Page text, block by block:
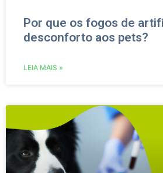
Por que os fogos de
desconforto aos pets?
LEIA MAIS »